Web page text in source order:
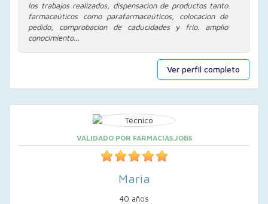
Ver perfil completo
los trabajos realizados, dispensacion de productos tanto
farmaceúticos como parafarmaceúticos, colocacion de
pedido, comprobacion de caducidades y frio. amplio
conocimiento...
VALIDADO POR FARMACIAS.JOBS
Maria
40 años